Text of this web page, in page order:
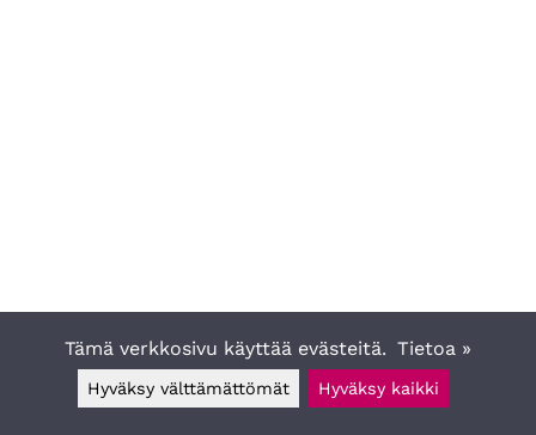
Tämä verkkosivu käyttää evästeitä. Tietoa »
Hyväksy välttämättömät Hyväksy kaikki